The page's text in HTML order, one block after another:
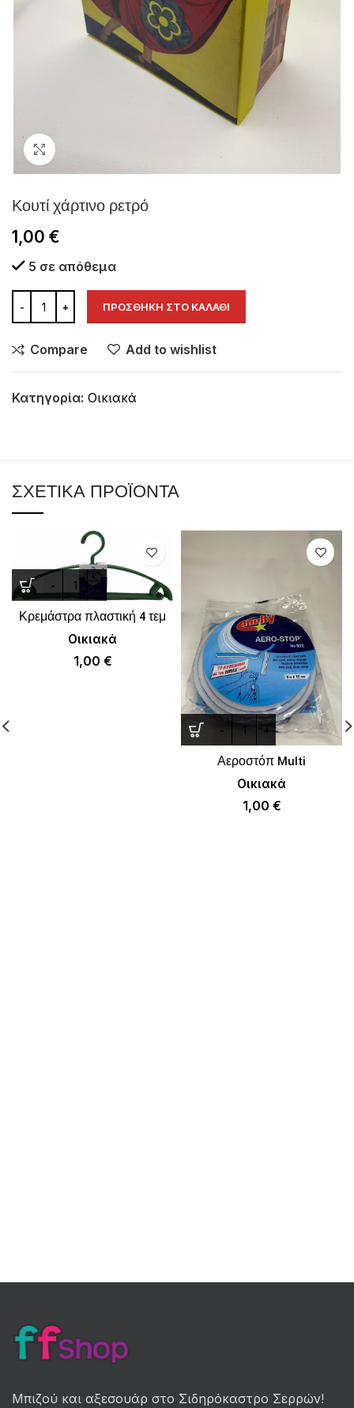
Κουτί χάρτινο ρετρό
1,00 €
5 σε απόθεμα
ΠΡΟΣΘΉΚΗ ΣΤΟ ΚΑΛΆΘΙ
Compare Add to wishlist
Κατηγορία: Οικιακά
ΣΧΕΤΙΚΆ ΠΡΟΪΌΝΤΑ
Κρεμάστρα πλαστική 4 τεμ
Οικιακά
1,00 €
Αεροστόπ Multi
Οικιακά
1,00 €
Μπιζού και αξεσουάρ στο Σιδηρόκαστρο Σερρών!